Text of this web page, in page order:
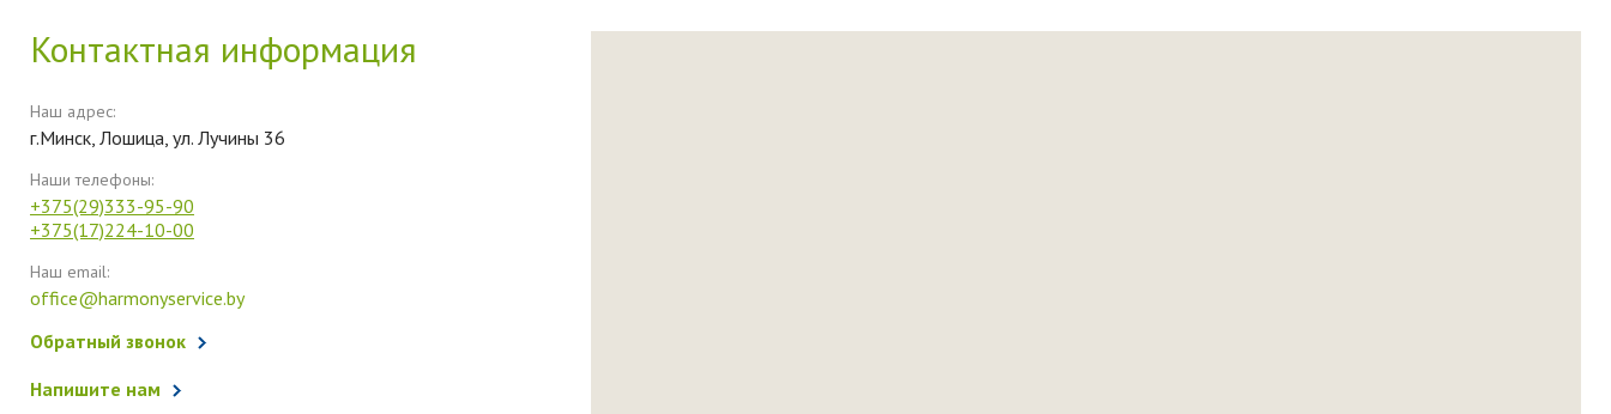
Контактная информация
Наш адрес:
г.Минск, Лошица, ул. Лучины 36
Наши телефоны:
+375(29)333-95-90
+375(17)224-10-00
Наш email:
office@harmonyservice.by
Обратный звонок
Напишите нам